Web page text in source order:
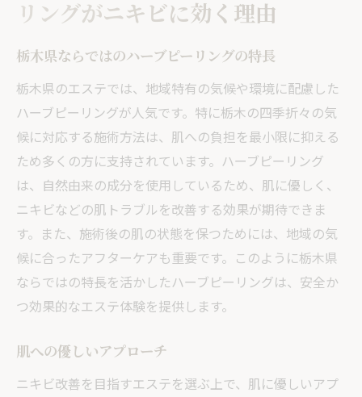
リングがニキビに効く理由
栃木県ならではのハーブピーリングの特長
栃木県のエステでは、地域特有の気候や環境に配慮した
ハーブピーリングが人気です。特に栃木の四季折々の気
候に対応する施術方法は、肌への負担を最小限に抑える
ため多くの方に支持されています。ハーブピーリング
は、自然由来の成分を使用しているため、肌に優しく、
ニキビなどの肌トラブルを改善する効果が期待できま
す。また、施術後の肌の状態を保つためには、地域の気
候に合ったアフターケアも重要です。このように栃木県
ならではの特長を活かしたハーブピーリングは、安全か
つ効果的なエステ体験を提供します。
肌への優しいアプローチ
ニキビ改善を目指すエステを選ぶ上で、肌に優しいアプ